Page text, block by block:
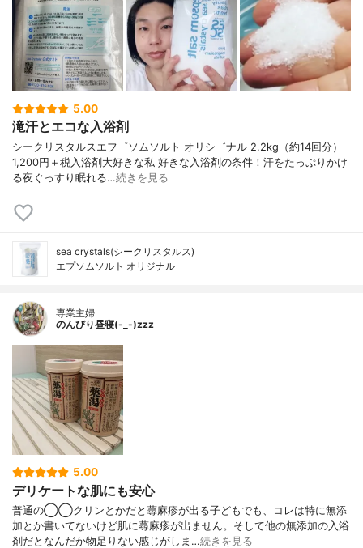
5.00
滝汗とエコな入浴剤
シークリスタルスエフ゜ソムソルト オリシ゛ナル 2.2kg（約14回分）
1,200円＋税入浴剤大好きな私 好きな入浴剤の条件！汗をたっぷりかけ
る夜ぐっすり眠れる…続きを見る
sea crystals(シークリスタルス)
エプソムソルト オリジナル
専業主婦
のんびり昼寝(-_-)zzz
5.00
デリケートな肌にも安心
普通の◯◯クリンとかだと蕁麻疹が出る子どもでも、コレは特に無添
加とか書いてないけど肌に蕁麻疹が出ません。そして他の無添加の入浴
剤だとなんだか物足りない感じがしま…続きを見る